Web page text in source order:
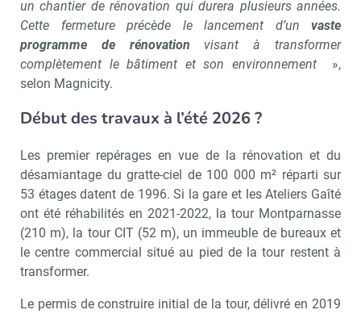
un chantier de rénovation qui durera plusieurs années.
Cette fermeture précède le lancement d’un vaste
programme de rénovation visant à transformer
complètement le bâtiment et son environnement
»,
selon Magnicity.
Début des travaux à l’été 2026 ?
Les premier repérages en vue de la rénovation et du
désamiantage du gratte-ciel de 100 000 m² réparti sur
53 étages datent de 1996. Si la gare et les Ateliers Gaîté
ont été réhabilités en 2021-2022, la tour Montparnasse
(210 m), la tour CIT (52 m), un immeuble de bureaux et
le centre commercial situé au pied de la tour restent à
transformer.
Le permis de construire initial de la tour, délivré en 2019